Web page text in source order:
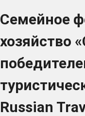
Семейное
хозяйство
Russian